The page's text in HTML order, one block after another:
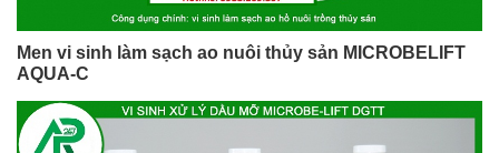
Men vi sinh làm sạch ao nuôi thủy sản MICROBELIFT
AQUA-C